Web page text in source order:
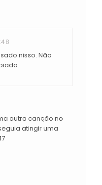
nisso. Não
outra canção no
atingir uma